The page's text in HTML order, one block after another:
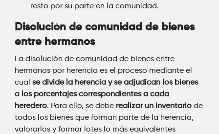
resto por su parte en la comunidad.
Disolución de comunidad de bienes
entre hermanos
La disolución de comunidad de bienes entre
hermanos por herencia es el proceso mediante el
cual se divide la herencia y se adjudican los bienes
o los porcentajes correspondientes a cada
heredero. Para ello, se debe realizar un inventario de
todos los bienes que forman parte de la herencia,
valorarlos y formar lotes lo más equivalentes